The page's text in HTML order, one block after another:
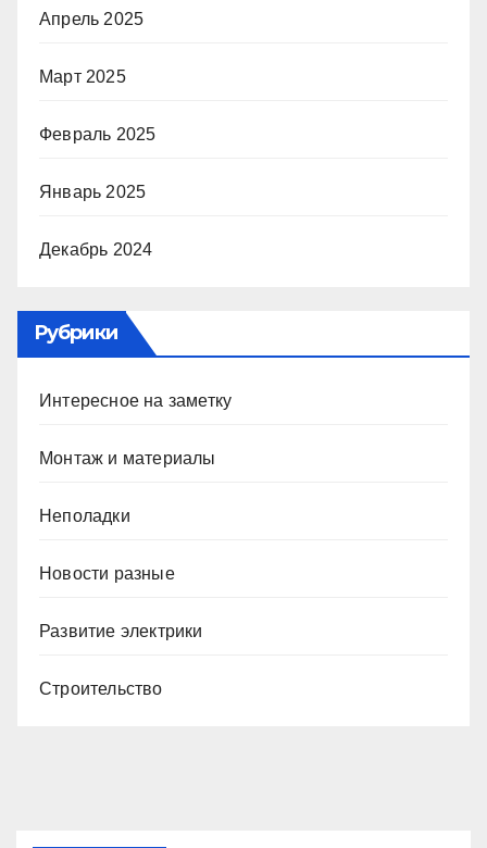
Апрель 2025
Март 2025
Февраль 2025
Январь 2025
Декабрь 2024
Рубрики
Интересное на заметку
Монтаж и материалы
Неполадки
Новости разные
Развитие электрики
Строительство